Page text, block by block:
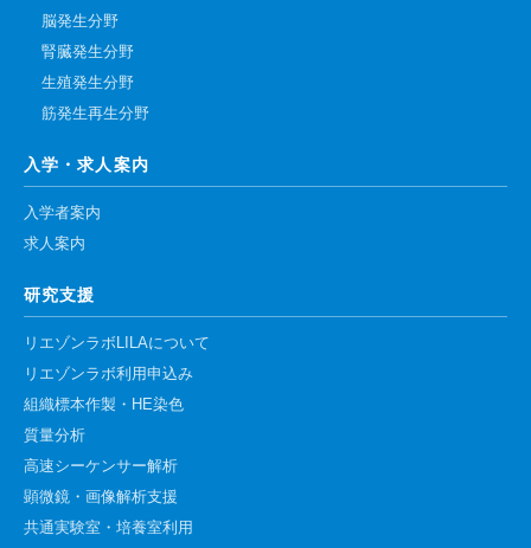
カンファレンス・ルーム予約
脳発生分野
腎臓発生分野
生殖発生分野
筋発生再生分野
入学・求人案内
入学者案内
求人案内
研究支援
リエゾンラボLILAについて
リエゾンラボ利用申込み
組織標本作製・HE染色
質量分析
高速シーケンサー解析
顕微鏡・画像解析支援
共通実験室・培養室利用